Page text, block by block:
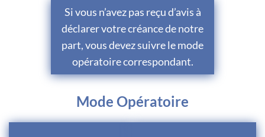
Si vous n’avez pas reçu d’avis à
déclarer votre créance de notre
part, vous devez suivre le mode
opératoire correspondant.
Mode Opératoire